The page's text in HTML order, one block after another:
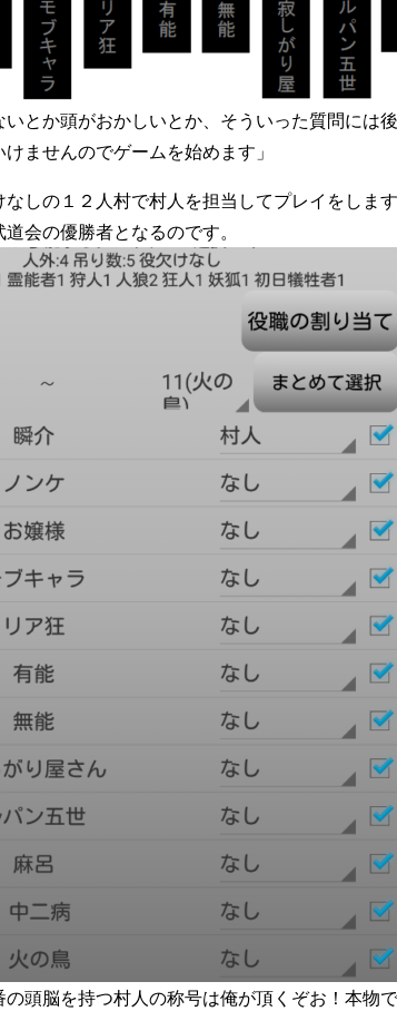
とか頭がおかしいとか、そういった質問には
ませんのでゲームを始めます」
しの１２人村で村人を担当してプレイをしま
会の優勝者となるのです。
頭脳を持つ村人の称号は俺が頂くぞお！本物